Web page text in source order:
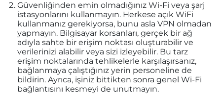
Güvenliğinden emin olmadığınız Wi-Fi veya şarj
istasyonlarını kullanmayın. Herkese açık WiFi
kullanmanız gerekiyorsa, bunu asla VPN olmadan
yapmayın. Bilgisayar korsanları, gerçek bir ağ
adıyla sahte bir erişim noktası oluşturabilir ve
verilerinizi alabilir veya sizi izleyebilir. Bu tarz
erişim noktalarında tehlikelerle karşılaşırsanız,
bağlanmaya çalıştığınız yerin personeline de
bildirin. Ayrıca, işiniz bittikten sonra genel Wi-Fi
bağlantısını kesmeyi de unutmayın.